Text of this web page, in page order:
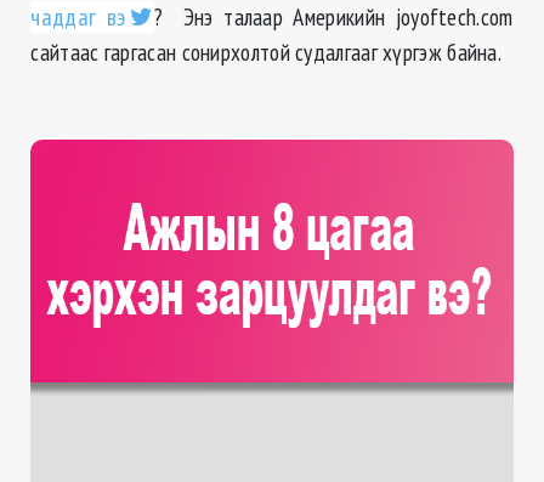
чаддаг вэ
? Энэ талаар Америкийн joyoftech.com
сайтаас гаргасан сонирхолтой судалгааг хүргэж байна.